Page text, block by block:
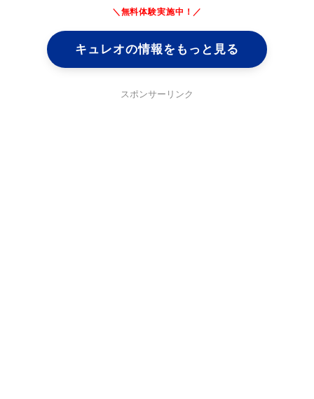
＼無料体験実施中！／
キュレオの情報をもっと見る
スポンサーリンク